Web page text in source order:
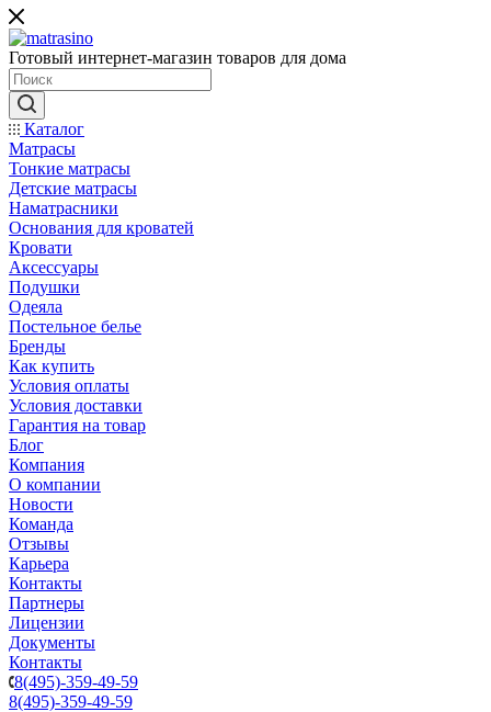
Готовый интернет-магазин товаров для дома
Каталог
Матрасы
Тонкие матрасы
Детские матрасы
Наматрасники
Основания для кроватей
Кровати
Аксессуары
Подушки
Одеяла
Постельное белье
Бренды
Как купить
Условия оплаты
Условия доставки
Гарантия на товар
Блог
Компания
О компании
Новости
Команда
Отзывы
Карьера
Контакты
Партнеры
Лицензии
Документы
Контакты
8(495)-359-49-59
8(495)-359-49-59